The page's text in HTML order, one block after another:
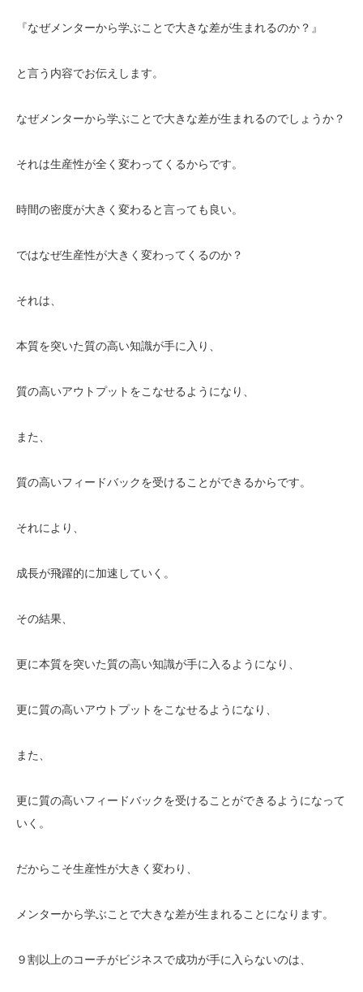
『なぜメンターから学ぶことで大きな差が生まれるのか？』
と言う内容でお伝えします。
なぜメンターから学ぶことで大きな差が生まれるのでしょうか？
それは生産性が全く変わってくるからです。
時間の密度が大きく変わると言っても良い。
ではなぜ生産性が大きく変わってくるのか？
それは、
本質を突いた質の高い知識が手に入り、
質の高いアウトプットをこなせるようになり、
また、
質の高いフィードバックを受けることができるからです。
それにより、
成長が飛躍的に加速していく。
その結果、
更に本質を突いた質の高い知識が手に入るようになり、
更に質の高いアウトプットをこなせるようになり、
また、
更に質の高いフィードバックを受けることができるようになって
いく。
だからこそ生産性が大きく変わり、
メンターから学ぶことで大きな差が生まれることになります。
９割以上のコーチがビジネスで成功が手に入らないのは、